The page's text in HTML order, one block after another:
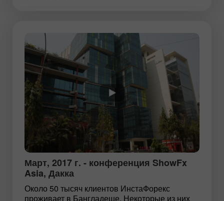
Март, 2017 г. - конференция ShowFx
Asia, Дакка
Около 50 тысяч клиентов ИнстаФорекс
проживает в Бангладеше. Некоторые из них